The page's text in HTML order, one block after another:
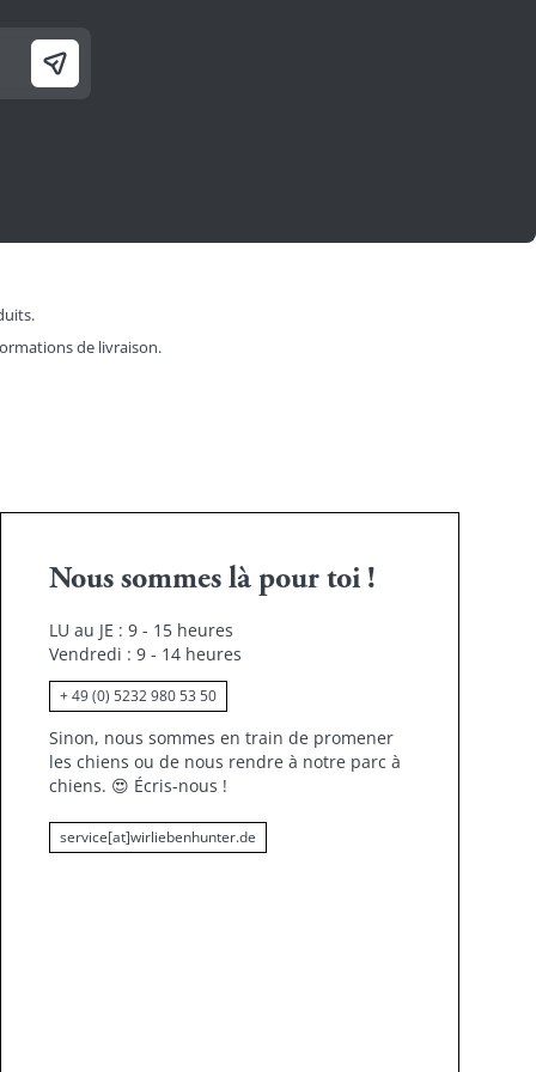
de livraison.
Nous sommes là pour toi !
LU au JE : 9 - 15 heures
Vendredi : 9 - 14 heures
+ 49 (0) 5232 980 53 50
Sinon, nous sommes en train de promener
les chiens ou de nous rendre à notre parc à
chiens. 😍 Écris-nous !
service[at]wirliebenhunter.de